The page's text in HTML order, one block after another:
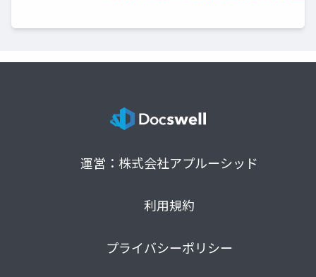
運営：株式会社アプルーシッド
利用規約
プライバシーポリシー